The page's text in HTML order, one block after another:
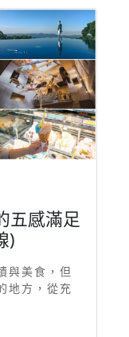
五感滿足
)
與美食，但
地方，從充